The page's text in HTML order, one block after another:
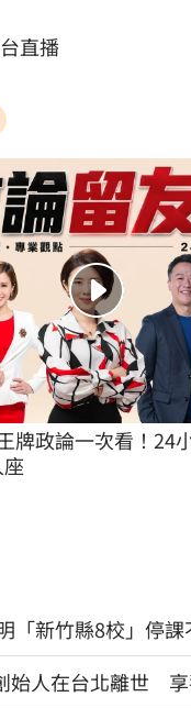
直播
牌政論一次看！24
「新竹縣8校」停課
始人在台北離世